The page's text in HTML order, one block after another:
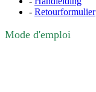
- Retourformulier
Mode d'emploi